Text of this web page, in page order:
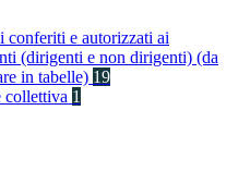
conferiti e autorizzati ai
(dirigenti e non dirigenti) (da
in tabelle) 19
collettiva 1